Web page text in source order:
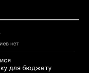
нет
для бюджету